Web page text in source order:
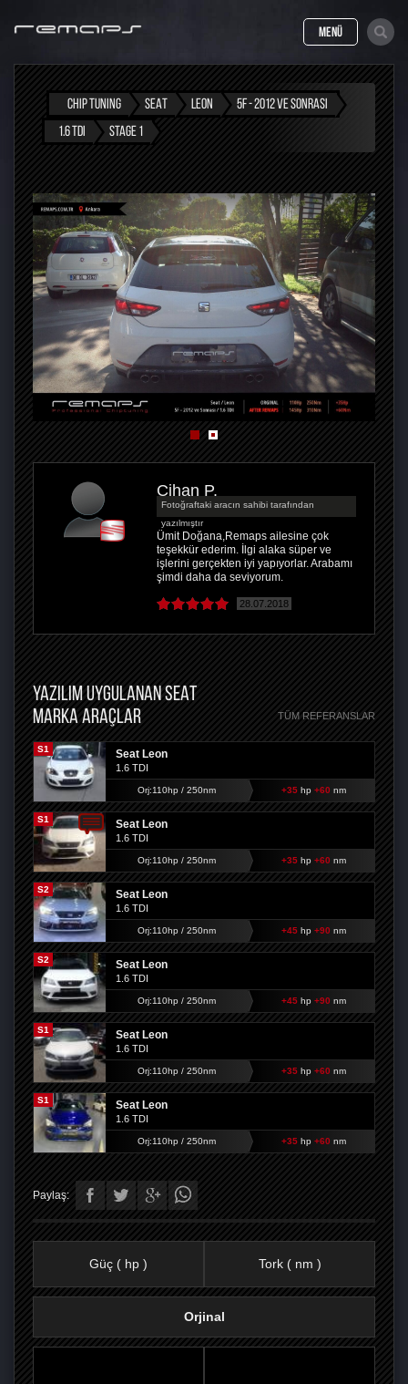
MENÜ
CHIP TUNING SEAT LEON
5F - 2012 VE SONRASI
1.6 TDI
STAGE 1
Cihan P.
Fotoğraftaki aracın sahibi tarafından
yazılmıştır
Ümit Doğana,Remaps ailesine çok
teşekkür ederim. İlgi alaka süper ve
işlerini gerçekten iyi yapıyorlar. Arabamı
şimdi daha da seviyorum.
28.07.2018
YAZILIM UYGULANAN SEAT
MARKA ARAÇLAR
TÜM REFERANSLAR
S1 Seat Leon
1.6 TDI
Orj:110hp / 250nm +35hp +60 nm
S1 Seat Leon
1.6 TDI
Orj:110hp / 250nm +35hp +60 nm
S2 Seat Leon
1.6 TDI
Orj:110hp / 250nm +45hp +90 nm
S2 Seat Leon
1.6 TDI
Orj:110hp / 250nm +45hp +90 nm
S1 Seat Leon
1.6 TDI
Orj:110hp / 250nm +35hp +60 nm
S1 Seat Leon
1.6 TDI
Orj:110hp / 250nm +35hp +60 nm
Paylaş:
Güç ( hp ) Tork ( nm )
Orjinal